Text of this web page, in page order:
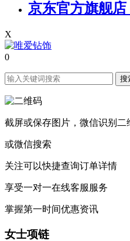
京东官方旗舰
X
0
搜
截屏或保存图片，微信识别二
或微信搜索
关注可以快捷查询订单详情
享受一对一在线客服服务
掌握第一时间优惠资讯
女士项链